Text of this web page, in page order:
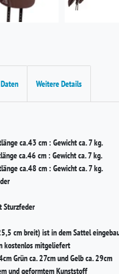
Weitere Details
ca.43 cm : Gewicht ca. 7 kg.
ca.46 cm : Gewicht ca. 7 kg.
ca.48 cm : Gewicht ca. 7 kg.
Sturzfeder
cm breit) ist in dem Sattel
kostenlos mitgeliefert
Grün ca. 27cm und Gelb ca. 29cm
und geformtem Kunststoff